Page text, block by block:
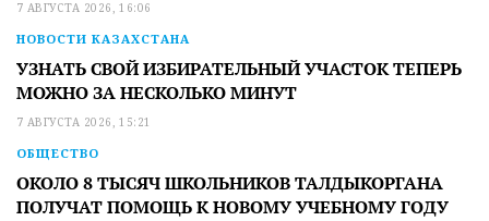
7 АВГУСТА 2026, 16:06
НОВОСТИ КАЗАХСТАНА
УЗНАТЬ СВОЙ ИЗБИРАТЕЛЬНЫЙ УЧАСТОК ТЕПЕРЬ
МОЖНО ЗА НЕСКОЛЬКО МИНУТ
7 АВГУСТА 2026, 15:21
ОБЩЕСТВО
ОКОЛО 8 ТЫСЯЧ ШКОЛЬНИКОВ ТАЛДЫКОРГАНА
ПОЛУЧАТ ПОМОЩЬ К НОВОМУ УЧЕБНОМУ ГОДУ